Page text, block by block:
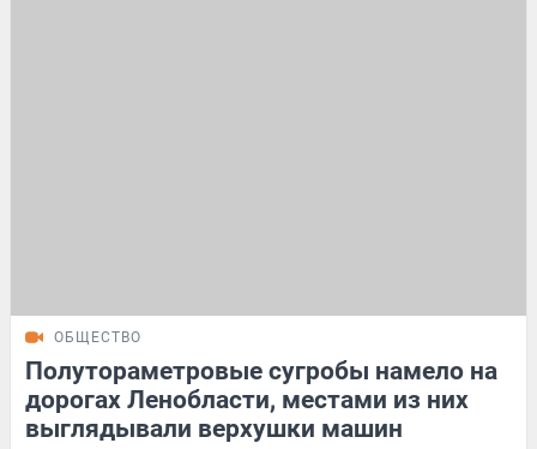
ОБЩЕСТВО
Полутораметровые сугробы намело на
дорогах Ленобласти, местами из них
выглядывали верхушки машин